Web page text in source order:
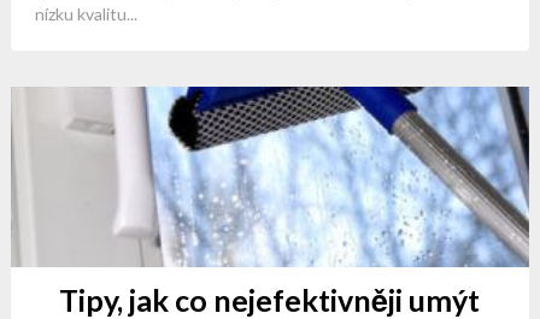
nízku kvalitu...
Tipy, jak co nejefektivněji umýt